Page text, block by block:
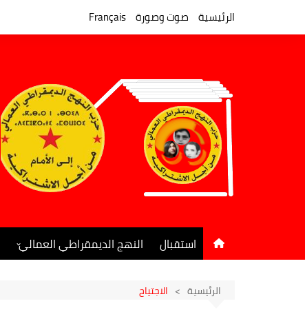
الرئيسية صوت وصورة Français
استقبال النهج الديمقراطي العمالي
جريدة النهج الديمقراطي
الرئيسية الاجتياح